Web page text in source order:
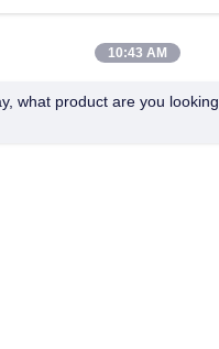
10:43 AM
what product are you looking